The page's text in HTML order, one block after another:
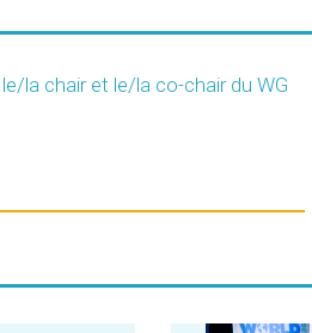
la chair et le/la co-chair du WG